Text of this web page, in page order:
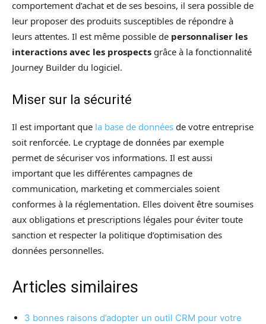
comportement d’achat et de ses besoins, il sera possible de
leur proposer des produits susceptibles de répondre à
leurs attentes. Il est même possible de personnaliser les
interactions avec les prospects grâce à la fonctionnalité
Journey Builder du logiciel.
Miser sur la sécurité
Il est important que la base de données de votre entreprise
soit renforcée. Le cryptage de données par exemple
permet de sécuriser vos informations. Il est aussi
important que les différentes campagnes de
communication, marketing et commerciales soient
conformes à la réglementation. Elles doivent être soumises
aux obligations et prescriptions légales pour éviter toute
sanction et respecter la politique d’optimisation des
données personnelles.
Articles similaires
3 bonnes raisons d’adopter un outil CRM pour votre